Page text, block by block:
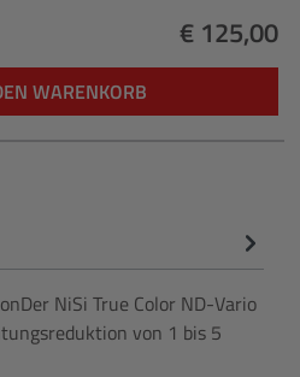
Regulärer
€ 125,00
WARENKORB
NiSi True Color ND-Vario
von 1 bis 5